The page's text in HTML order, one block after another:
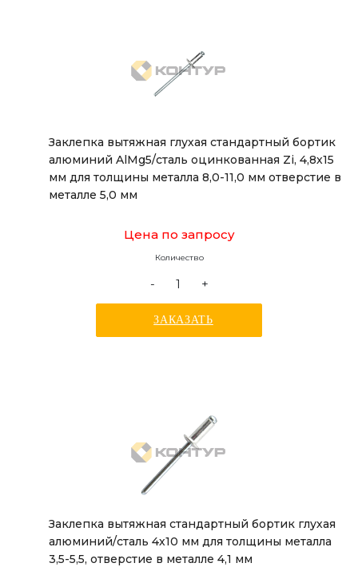
Заклепка вытяжная глухая стандартный бортик
алюминий AlMg5/сталь оцинкованная Zi, 4,8х15
мм для толщины металла 8,0-11,0 мм отверстие в
металле 5,0 мм
Цена по запросу
Количество
- +
ЗАКАЗАТЬ
Заклепка вытяжная стандартный бортик глухая
алюминий/сталь 4х10 мм для толщины металла
3,5-5,5, отверстие в металле 4,1 мм